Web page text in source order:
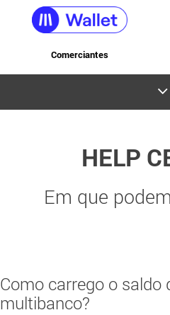
Comerciantes
HELP
Em que
Como carrego o saldo
multibanco?